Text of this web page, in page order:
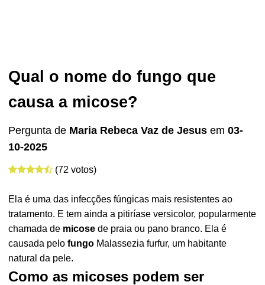
Qual o nome do fungo que
causa a micose?
Pergunta de Maria Rebeca Vaz de Jesus em03-
10-2025
(72 votos)
Ela é uma das infecções fúngicas mais resistentes ao
tratamento. E tem ainda a pitiríase versicolor, popularmente
chamada de micose de praia ou pano branco. Ela é
causada pelofungo Malassezia furfur, um habitante
natural da pele.
Como as micoses podem ser